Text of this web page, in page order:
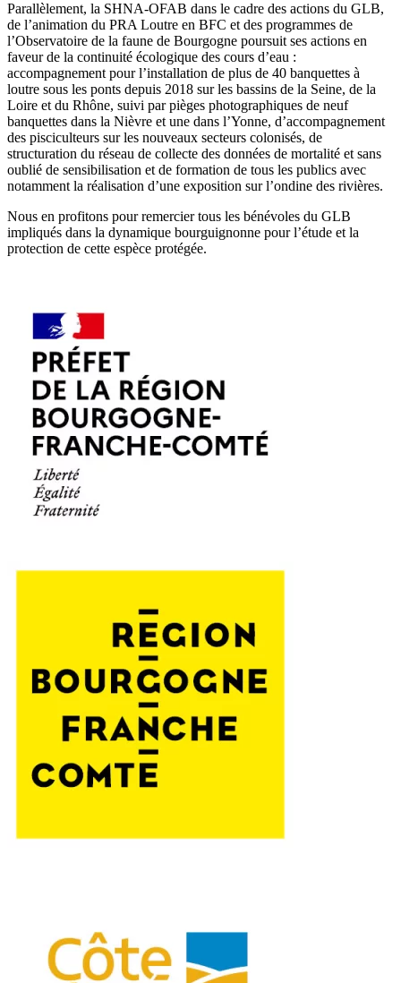
Parallèlement, la SHNA-OFAB dans le cadre des actions du GLB,
de l’animation du PRA Loutre en BFC et des programmes de
l’Observatoire de la faune de Bourgogne poursuit ses actions en
faveur de la continuité écologique des cours d’eau :
accompagnement pour l’installation de plus de 40 banquettes à
loutre sous les ponts depuis 2018 sur les bassins de la Seine, de la
Loire et du Rhône, suivi par pièges photographiques de neuf
banquettes dans la Nièvre et une dans l’Yonne, d’accompagnement
des pisciculteurs sur les nouveaux secteurs colonisés, de
structuration du réseau de collecte des données de mortalité et sans
oublié de sensibilisation et de formation de tous les publics avec
notamment la réalisation d’une exposition sur l’ondine des rivières.
Nous en profitons pour remercier tous les bénévoles du GLB
impliqués dans la dynamique bourguignonne pour l’étude et la
protection de cette espèce protégée.